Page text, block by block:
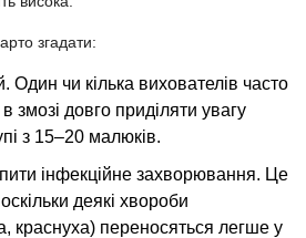
згадати:
Один чи кілька вихователів часто
змозі довго приділяти увагу
з 15–20 малюків.
інфекційне захворювання. Це
деякі хвороби
краснуха) переносяться легше у